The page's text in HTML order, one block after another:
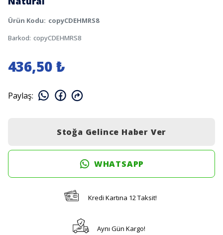
Ürün Kodu: copyCDEHMRS8
Barkod: copyCDEHMRS8
436,50 ₺
Paylaş:
Stoğa Gelince Haber Ver
WHATSAPP
Kredi Kartına 12 Taksit!
Aynı Gün Kargo!